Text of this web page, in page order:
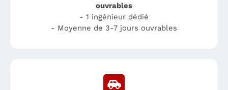
ouvrables
- 1 ingénieur dédié
- Moyenne de 3-7 jours ouvrables